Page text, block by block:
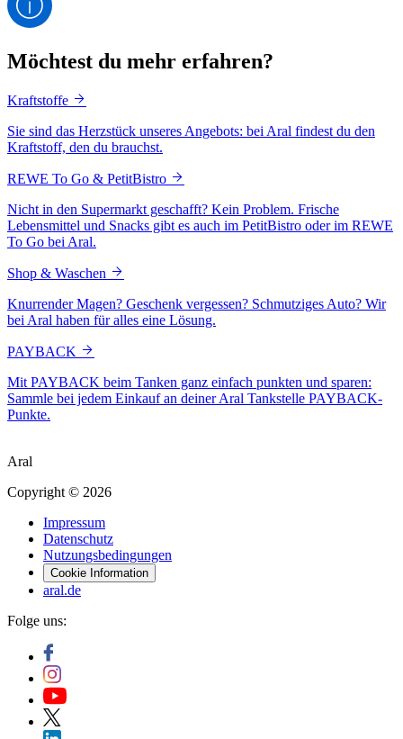
Möchtest du mehr erfahren?
Kraftstoffe
Sie sind das Herzstück unseres Angebots: bei Aral findest du den
Kraftstoff, den du brauchst.
REWE To Go & PetitBistro
Nicht in den Supermarkt geschafft? Kein Problem. Frische
Lebensmittel und Snacks gibt es auch im PetitBistro oder im REWE
To Go bei Aral.
Shop & Waschen
Knurrender Magen? Geschenk vergessen? Schmutziges Auto? Wir
bei Aral haben für alles eine Lösung.
PAYBACK
Mit PAYBACK beim Tanken ganz einfach punkten und sparen:
Sammle bei jedem Einkauf an deiner Aral Tankstelle PAYBACK-
Punkte.
Aral
Copyright © 2026
Impressum
Datenschutz
Nutzungsbedingungen
Cookie Information
aral.de
Folge uns: